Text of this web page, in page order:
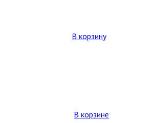
В корзину
В корзине